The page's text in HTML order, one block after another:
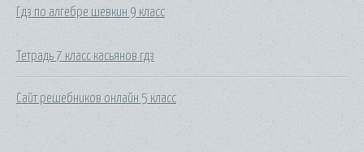
Гдз по алгебре шевкин 9 класс
Тетрадь 7 класс касьянов гдз
Сайт решебников онлайн 5 класс